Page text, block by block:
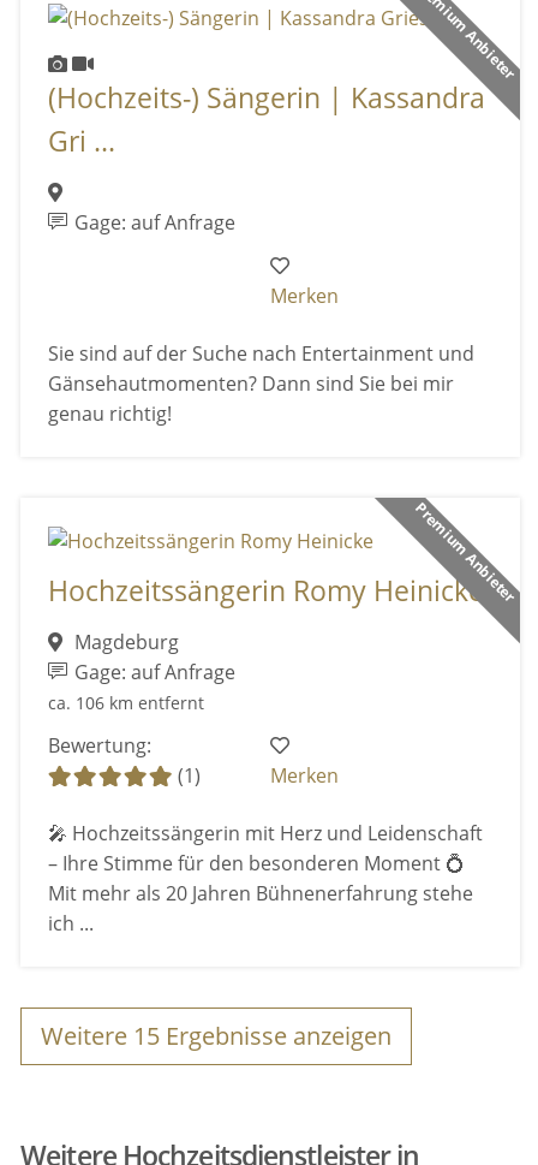
Premium Anbieter
(Hochzeits-) Sängerin | Kassandra
Gri ...
Gage: auf Anfrage
Merken
Sie sind auf der Suche nach Entertainment und
Gänsehautmomenten? Dann sind Sie bei mir
genau richtig!
Premium Anbieter
Hochzeitssängerin Romy Heinicke
Magdeburg
Gage: auf Anfrage
ca. 106 km entfernt
Bewertung:
(1)
Merken
🎤 Hochzeitssängerin mit Herz und Leidenschaft
– Ihre Stimme für den besonderen Moment 💍
Mit mehr als 20 Jahren Bühnenerfahrung stehe
ich ...
Weitere 15 Ergebnisse anzeigen
Weitere Hochzeitsdienstleister in